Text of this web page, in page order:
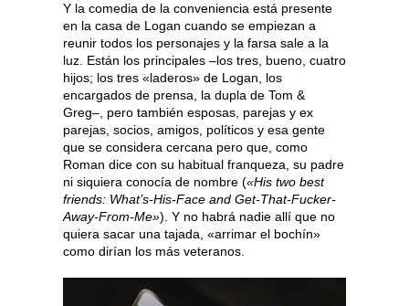
Y la comedia de la conveniencia está presente
en la casa de Logan cuando se empiezan a
reunir todos los personajes y la farsa sale a la
luz. Están los principales –los tres, bueno, cuatro
hijos; los tres «laderos» de Logan, los
encargados de prensa, la dupla de Tom &
Greg–, pero también esposas, parejas y ex
parejas, socios, amigos, políticos y esa gente
que se considera cercana pero que, como
Roman dice con su habitual franqueza, su padre
ni siquiera conocía de nombre («His two best
friends: What’s-His-Face and Get-That-Fucker-
Away-From-Me»). Y no habrá nadie allí que no
quiera sacar una tajada, «arrimar el bochín»
como dirían los más veteranos.